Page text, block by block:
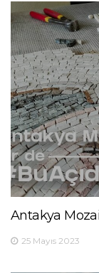
Antakya
25 Mayıs 2023